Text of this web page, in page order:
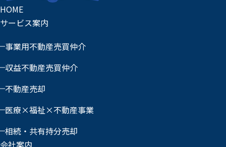
HOME
サービス案内
事業用不動産売買仲介
収益不動産売買仲介
不動産売却
医療×福祉×不動産事業
相続・共有持分売却